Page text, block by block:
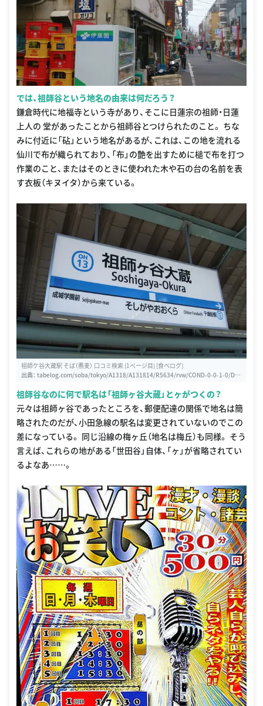
では、祖師谷という地名の由来は何だろう？
鎌倉時代に地福寺という寺があり、そこに日蓮宗の祖師・日蓮
上人の 堂があったことから祖師谷とつけられたのこと。 ちな
みに付近に「砧」という地名があるが、これは、この地を流れる
仙川で布が織られており、「布」の艶を出すために槌で布を打つ
作業のこと、またはそのときに使われた木や石の台の名前を表
す衣板（キヌイタ）から来ている。
祖師ケ谷大蔵駅 そば（蕎麦） 口コミ検索 (1ページ目) [食べログ]
出典： tabelog.com/soba/tokyo/A1318/A131814/R5634/rvw/COND-0-0-1-0/D-d
祖師谷なのに何で駅名は「祖師ヶ谷大蔵」とヶがつくの？
元々は祖師ヶ谷であったところを、郵便配達の関係で地名は簡
略されたのだが、小田急線の駅名は変更されていないのでこの
差になっている。 同じ沿線の梅ヶ丘（地名は梅丘）も同様。 そう
言えば、これらの地がある「世田谷」自体、「ヶ」が省略されてい
るよなあ……。